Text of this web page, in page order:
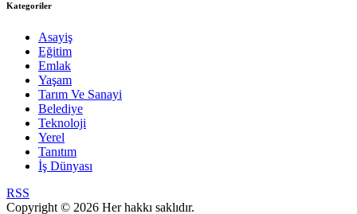
Kategoriler
Asayiş
Eğitim
Emlak
Yaşam
Tarım Ve Sanayi
Belediye
Teknoloji
Yerel
Tanıtım
İş Dünyası
RSS
Copyright © 2026 Her hakkı saklıdır.